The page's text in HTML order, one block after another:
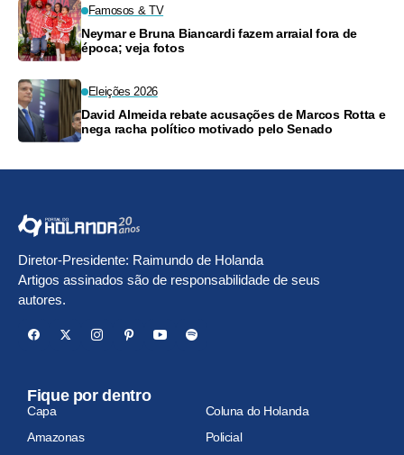
Famosos & TV
Neymar e Bruna Biancardi fazem arraial fora de
época; veja fotos
Eleições 2026
David Almeida rebate acusações de Marcos Rotta e
nega racha político motivado pelo Senado
Diretor-Presidente: Raimundo de Holanda
Artigos assinados são de responsabilidade de seus
autores.
Fique por dentro
Capa
Coluna do Holanda
Amazonas
Policial